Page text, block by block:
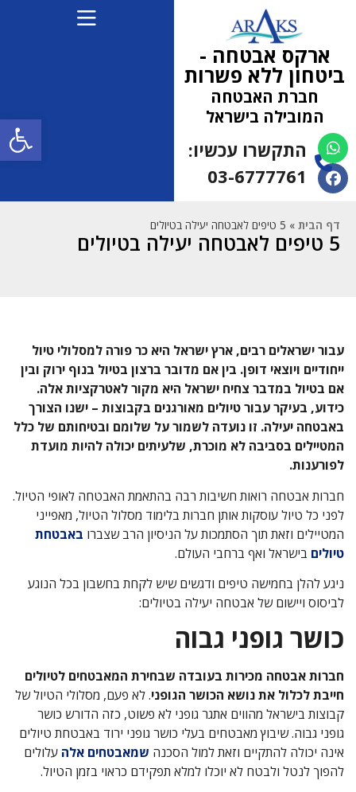
ארקס אבטחה -
ביטחון ללא פשרות
חברת האבטחה
המובילה בישראל
התקשרו עכשיו:
03-6777761
(למחפשי עבודה 052-
דף הבית » 5 טיפים לאבטחה יעילה בטיולים
5 טיפים לאבטחה יעילה בטיולים
עבור ישראלים רבים, ארץ ישראל היא כר פורה למסלולי טיול
ייחודיים ויוצאי דופן. בין אם מדובר ברצון בטיול בנוף ירוק ובין
אם בטיול במדבר צחיח ישראל היא מקור לאטרקציות אלה.
כידוע, בעיקר עבור טיולים מאורגנים בקבוצות – ישנו הצורך
באבטחה יעילה. זו נועדה לשמור על שלומם ובטיחותם של כלל
המטיילים בסביבה לא מוכרת, שלעיתים יכולה להיות מועדת
לפורענות.
חברות אבטחה רואות חשיבות רבה בהתאמת האבטחה לאופי הטיול.
לפני כל טיול עוסקות אותן חברות בלימוד מסלול הטיול, מאפייני
המטיילים וזאת תוך הסתמכות על הניסיון הרב שצברו באבטחת
טיולים בישראל ואף ברחבי העולם.
ניגע להלן בחמישה טיפים ודגשים שיש לקחת בחשבון בכל הנוגע
לביסוס ויישום של אבטחה יעילה בטיולים:
כושר גופני גבוה
חברות אבטחה מכירות בעובדה שבחירת המאבטחים לטיולים
חייבת לכלול את נושא הכושר הגופני. לא פעם, מסלולי הטיול של
קבוצות בישראל מהווים אתגר גופני לא פשוט, כזה הדורש כושר
גופני גבוה. שיבוץ מאבטחים בעלי כושר גופני ירוד באבטחת טיולים
אינה יכולה להתקיים וזאת למול הסכנה שמאבטחים אלה עלולים
להפוך לנטל ולבטח לא יוכלו למלא תפקידם כראוי בזמן הטיול.